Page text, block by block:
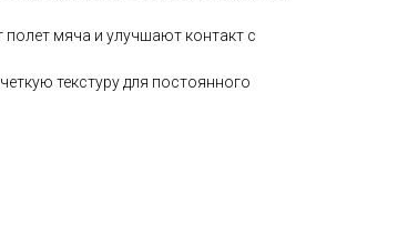
полет мяча и улучшают контакт с
текстуру для постоянного